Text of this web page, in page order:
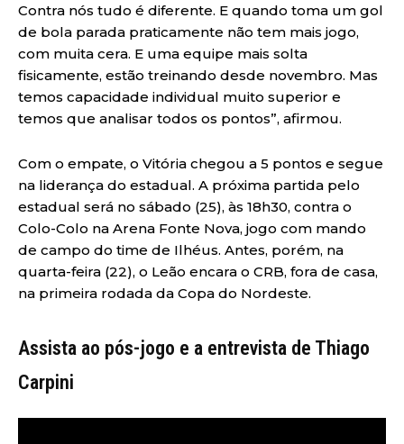
Contra nós tudo é diferente. E quando toma um gol
de bola parada praticamente não tem mais jogo,
com muita cera. E uma equipe mais solta
fisicamente, estão treinando desde novembro. Mas
temos capacidade individual muito superior e
temos que analisar todos os pontos”, afirmou.
Com o empate, o Vitória chegou a 5 pontos e segue
na liderança do estadual. A próxima partida pelo
estadual será no sábado (25), às 18h30, contra o
Colo-Colo na Arena Fonte Nova, jogo com mando
de campo do time de Ilhéus. Antes, porém, na
quarta-feira (22), o Leão encara o CRB, fora de casa,
na primeira rodada da Copa do Nordeste.
Assista ao pós-jogo e a entrevista de Thiago
Carpini